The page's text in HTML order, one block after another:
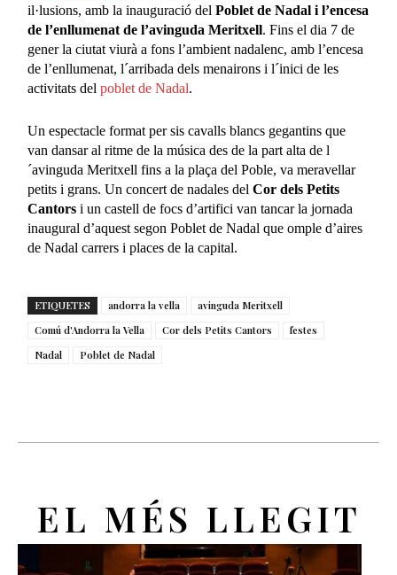
il·lusions, amb la inauguració delPoblet de Nadal i l’encesa
de l’enllumenat de l’avinguda Meritxell. Fins el dia 7 de
gener la ciutat viurà a fons l’ambient nadalenc, amb l’encesa
de l’enllumenat, l´arribada dels menairons i l´inici de les
activitats delpoblet de Nadal.
Un espectacle format per sis cavalls blancs gegantins que
van dansar al ritme de la música des de la part alta de l
´avinguda Meritxell fins a la plaça del Poble, va meravellar
petits i grans. Un concert de nadales delCor dels Petits
Cantors i un castell de focs d’artifici van tancar la jornada
inaugural d’aquest segon Poblet de Nadal que omple d’aires
de Nadal carrers i places de la capital.
ETIQUETES andorra la vella
avinguda Meritxell
Comú d'Andorra la Vella
Cor dels Petits Cantors
festes
Nadal
Poblet de Nadal
EL MÉS LLEGIT